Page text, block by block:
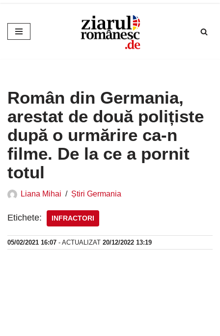
Sari
la
Român din Germania,
arestat de două polițiste
după o urmărire ca-n
filme. De la ce a pornit
totul
Liana Mihai Știri Germania
Etichete: INFRACTORI
05/02/2021 16:07 - ACTUALIZAT 20/12/2022 13:19